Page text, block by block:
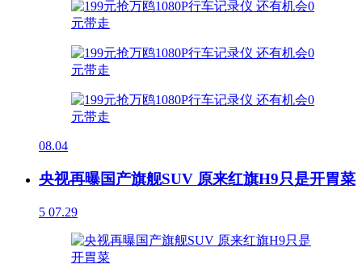
08.04
央视再曝国产旗舰SUV 原来红旗H9只是开胃菜
5 07.29